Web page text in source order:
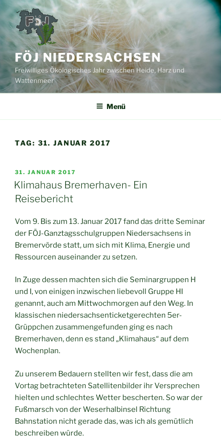
Zum
Inhalt
springen
FÖJ NIEDERSACHSEN
Freiwilliges Ökologisches Jahr zwischen Heide, Harz und
Wattenmeer
Menü
TAG: 31. JANUAR 2017
VERÖFFENTLICHT
AM
31. JANUAR 2017
Klimahaus Bremerhaven- Ein
Reisebericht
Vom 9. Bis zum 13. Januar 2017 fand das dritte Seminar
der FÖJ-Ganztagsschulgruppen Niedersachsens in
Bremervörde statt, um sich mit Klima, Energie und
Ressourcen auseinander zu setzen.
In Zuge dessen machten sich die Seminargruppen H
und I, von einigen inzwischen liebevoll Gruppe HI
genannt, auch am Mittwochmorgen auf den Weg. In
klassischen niedersachsenticketgerechten 5er-
Grüppchen zusammengefunden ging es nach
Bremerhaven, denn es stand „Klimahaus“ auf dem
Wochenplan.
Zu unserem Bedauern stellten wir fest, dass die am
Vortag betrachteten Satellitenbilder ihr Versprechen
hielten und schlechtes Wetter bescherten. So war der
Fußmarsch von der Weserhalbinsel Richtung
Bahnstation nicht gerade das, was ich als gemütlich
beschreiben würde.